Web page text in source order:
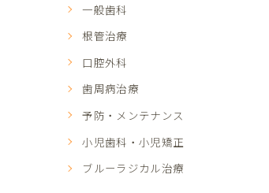
一般歯科
根管治療
口腔外科
歯周病治療
予防・メンテナンス
小児歯科・小児矯正
ブルーラジカル治療